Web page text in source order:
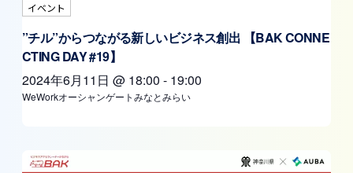
イベント
”チル”からつながる新しいビジネス創出 【BAK CONNE
CTING DAY #19】
2024年6月11日 @ 18:00 - 19:00
WeWorkオーシャンゲートみなとみらい